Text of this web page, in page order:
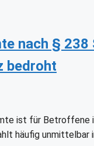
nach §
bedroht
ist für
häufig unmittelbar